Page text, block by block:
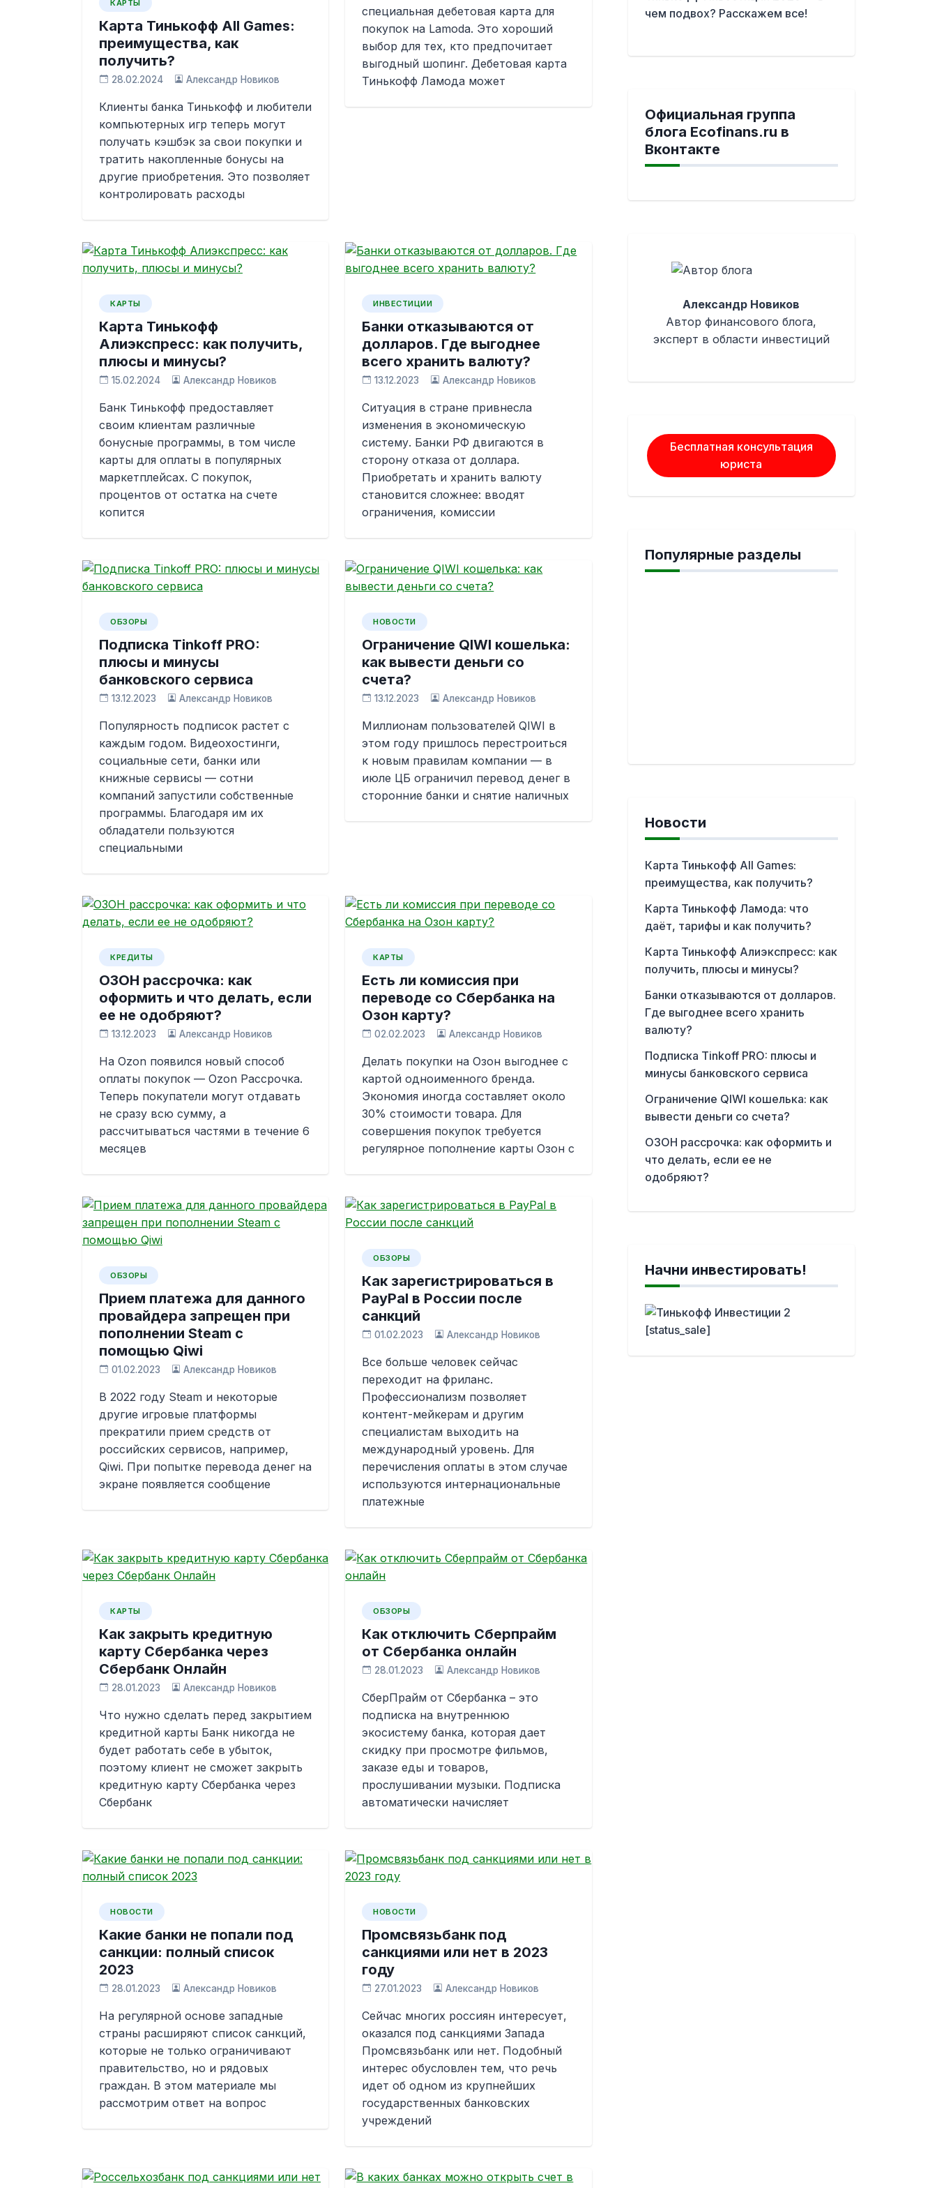
КАРТЫ
Карта Тинькофф All Games:
преимущества, как
получить?
28.02.2024 Александр Новиков
Клиенты банка Тинькофф и любители
компьютерных игр теперь могут
получать кэшбэк за свои покупки и
тратить накопленные бонусы на
другие приобретения. Это позволяет
контролировать расходы
специальная дебетовая карта для
покупок на Lamoda. Это хороший
выбор для тех, кто предпочитает
выгодный шопинг. Дебетовая карта
Тинькофф Ламода может
КАРТЫ
Карта Тинькофф
Алиэкспресс: как получить,
плюсы и минусы?
15.02.2024 Александр Новиков
Банк Тинькофф предоставляет
своим клиентам различные
бонусные программы, в том числе
карты для оплаты в популярных
маркетплейсах. С покупок,
процентов от остатка на счете
копится
ИНВЕСТИЦИИ
Банки отказываются от
долларов. Где выгоднее
всего хранить валюту?
13.12.2023 Александр Новиков
Ситуация в стране привнесла
изменения в экономическую
систему. Банки РФ двигаются в
сторону отказа от доллара.
Приобретать и хранить валюту
становится сложнее: вводят
ограничения, комиссии
ОБЗОРЫ
Подписка Tinkoff PRO:
плюсы и минусы
банковского сервиса
13.12.2023 Александр Новиков
Популярность подписок растет с
каждым годом. Видеохостинги,
социальные сети, банки или
книжные сервисы — сотни
компаний запустили собственные
программы. Благодаря им их
обладатели пользуются
специальными
НОВОСТИ
Ограничение QIWI кошелька:
как вывести деньги со
счета?
13.12.2023 Александр Новиков
Миллионам пользователей QIWI в
этом году пришлось перестроиться
к новым правилам компании — в
июле ЦБ ограничил перевод денег в
сторонние банки и снятие наличных
КРЕДИТЫ
ОЗОН рассрочка: как
оформить и что делать, если
ее не одобряют?
13.12.2023 Александр Новиков
На Ozon появился новый способ
оплаты покупок — Ozon Рассрочка.
Теперь покупатели могут отдавать
не сразу всю сумму, а
рассчитываться частями в течение 6
месяцев
КАРТЫ
Есть ли комиссия при
переводе со Сбербанка на
Озон карту?
02.02.2023 Александр Новиков
Делать покупки на Озон выгоднее с
картой одноименного бренда.
Экономия иногда составляет около
30% стоимости товара. Для
совершения покупок требуется
регулярное пополнение карты Озон с
ОБЗОРЫ
Прием платежа для данного
провайдера запрещен при
пополнении Steam с
помощью Qiwi
01.02.2023 Александр Новиков
В 2022 году Steam и некоторые
другие игровые платформы
прекратили прием средств от
российских сервисов, например,
Qiwi. При попытке перевода денег на
экране появляется сообщение
ОБЗОРЫ
Как зарегистрироваться в
PayPal в России после
санкций
01.02.2023 Александр Новиков
Все больше человек сейчас
переходит на фриланс.
Профессионализм позволяет
контент-мейкерам и другим
специалистам выходить на
международный уровень. Для
перечисления оплаты в этом случае
используются интернациональные
платежные
КАРТЫ
Как закрыть кредитную
карту Сбербанка через
Сбербанк Онлайн
28.01.2023 Александр Новиков
Что нужно сделать перед закрытием
кредитной карты Банк никогда не
будет работать себе в убыток,
поэтому клиент не сможет закрыть
кредитную карту Сбербанка через
Сбербанк
ОБЗОРЫ
Как отключить Сберпрайм
от Сбербанка онлайн
28.01.2023 Александр Новиков
СберПрайм от Сбербанка – это
подписка на внутреннюю
экосистему банка, которая дает
скидку при просмотре фильмов,
заказе еды и товаров,
прослушивании музыки. Подписка
автоматически начисляет
НОВОСТИ
Какие банки не попали под
санкции: полный список
2023
28.01.2023 Александр Новиков
На регулярной основе западные
страны расширяют список санкций,
которые не только ограничивают
правительство, но и рядовых
граждан. В этом материале мы
рассмотрим ответ на вопрос
НОВОСТИ
Промсвязьбанк под
санкциями или нет в 2023
году
27.01.2023 Александр Новиков
Сейчас многих россиян интересует,
оказался под санкциями Запада
Промсвязьбанк или нет. Подобный
интерес обусловлен тем, что речь
идет об одном из крупнейших
государственных банковских
учреждений
чем подвох? Расскажем все!
Официальная группа
блога Ecofinans.ru в
Вконтакте
Александр Новиков
Автор финансового блога,
эксперт в области инвестиций
Бесплатная консультация
юриста
Популярные разделы
Новости
Карта Тинькофф All Games:
преимущества, как получить?
Карта Тинькофф Ламода: что
даёт, тарифы и как получить?
Карта Тинькофф Алиэкспресс: как
получить, плюсы и минусы?
Банки отказываются от долларов.
Где выгоднее всего хранить
валюту?
Подписка Tinkoff PRO: плюсы и
минусы банковского сервиса
Ограничение QIWI кошелька: как
вывести деньги со счета?
ОЗОН рассрочка: как оформить и
что делать, если ее не
одобряют?
Начни инвестировать!